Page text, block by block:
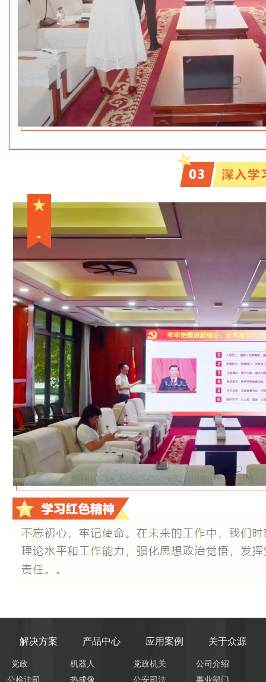
解决方案
党政
公检法司
产品中心
机器人
热成像
应用案例
党政机关
公安司法
关于众源
公司介绍
事业部门